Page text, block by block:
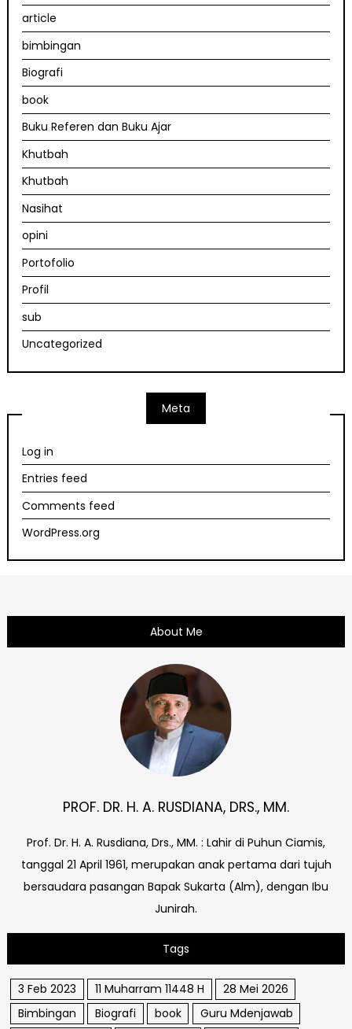
article
bimbingan
Biografi
book
Buku Referen dan Buku Ajar
Khutbah
Khutbah
Nasihat
opini
Portofolio
Profil
sub
Uncategorized
Meta
Log in
Entries feed
Comments feed
WordPress.org
About Me
PROF. DR. H. A. RUSDIANA, DRS., MM.
Prof. Dr. H. A. Rusdiana, Drs., MM. : Lahir di Puhun Ciamis,
tanggal 21 April 1961, merupakan anak pertama dari tujuh
bersaudara pasangan Bapak Sukarta (Alm), dengan Ibu
Junirah.
Tags
3 Feb 2023 11 Muharram 11448 H
28 Mei 2026
Bimbingan
Biografi book
Guru Mdenjawab